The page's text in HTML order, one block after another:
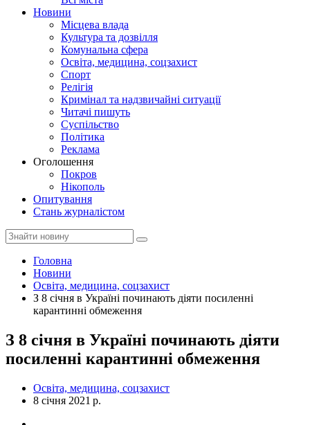
Новини
Місцева влада
Культура та дозвілля
Комунальна сфера
Освіта, медицина, соцзахист
Спорт
Релігія
Кримінал та надзвичайні ситуації
Читачі пишуть
Суспільство
Політика
Реклама
Оголошення
Покров
Нікополь
Опитування
Стань журналістом
Головна
Новини
Освіта, медицина, соцзахист
З 8 січня в Україні починають діяти посиленні
карантинні обмеження
З 8 січня в Україні починають діяти
посиленні карантинні обмеження
Освіта, медицина, соцзахист
8 січня 2021 р.